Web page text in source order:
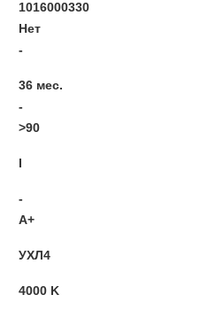
1016000330
Нет
-
36 мес.
-
>90
I
-
A+
УХЛ4
4000 K